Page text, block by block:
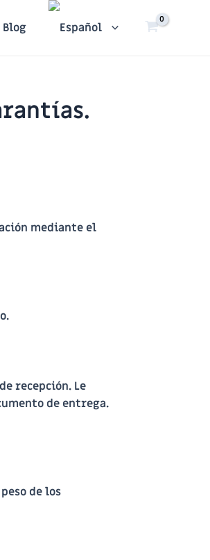
Blog
mediante el
recepción. Le
de entrega.
de los